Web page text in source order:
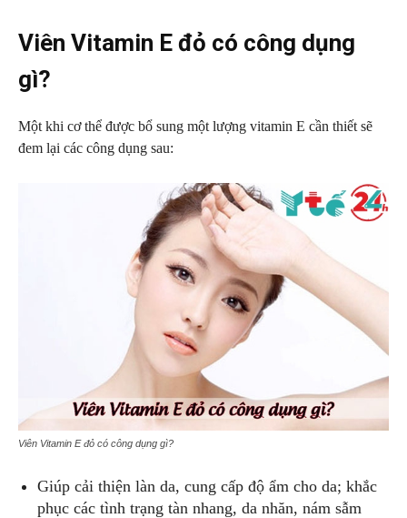
Viên Vitamin E đỏ có công dụng
gì?
Một khi cơ thể được bổ sung một lượng vitamin E cần thiết sẽ
đem lại các công dụng sau:
Viên Vitamin E đỏ có công dụng gì?
Giúp cải thiện làn da, cung cấp độ ẩm cho da; khắc
phục các tình trạng tàn nhang, da nhăn, nám sẫm